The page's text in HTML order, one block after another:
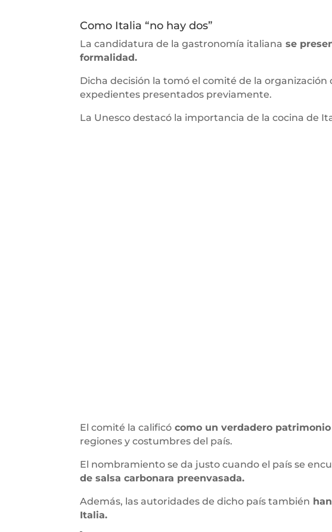
Como Italia “no hay dos”
La candidatura de la gastronomía italiana se
formalidad.
Dicha decisión la tomó el comité de la organización
expedientes presentados previamente.
La Unesco destacó la importancia de la cocina de
El comité la calificó como un verdadero
regiones y costumbres del país.
El nombramiento se da justo cuando el país se
de salsa carbonara preenvasada.
Además, las autoridades de dicho país también
Italia.